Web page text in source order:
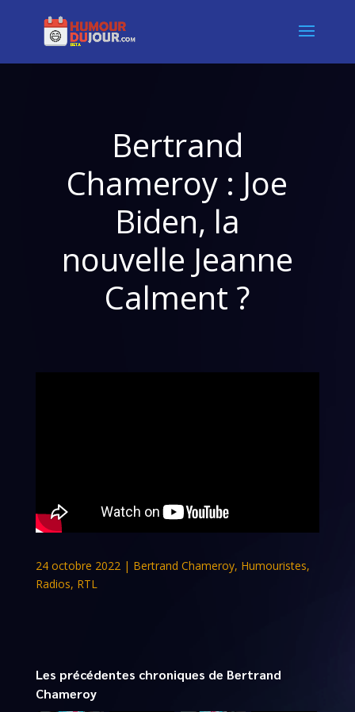
Bertrand
Chameroy : Joe
Biden, la
nouvelle Jeanne
Calment ?
24 octobre 2022 | Bertrand Chameroy, Humouristes,
Radios, RTL
Les précédentes chroniques de Bertrand
Chameroy